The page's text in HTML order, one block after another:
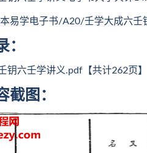
易学电子书/A20/壬学大成六壬
：
钥六壬学讲义.pdf【共计262页】
截图：